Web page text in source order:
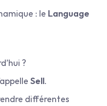
: le Language
?
Sell.
différentes